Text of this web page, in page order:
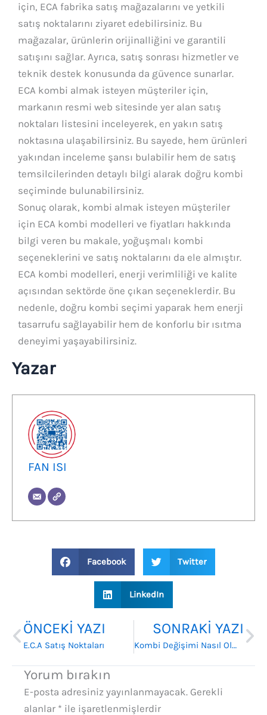
için, ECA fabrika satış mağazalarını ve yetkili
satış noktalarını ziyaret edebilirsiniz. Bu
mağazalar, ürünlerin orijinalliğini ve garantili
satışını sağlar. Ayrıca, satış sonrası hizmetler ve
teknik destek konusunda da güvence sunarlar.
ECA kombi almak isteyen müşteriler için,
markanın resmi web sitesinde yer alan satış
noktaları listesini inceleyerek, en yakın satış
noktasına ulaşabilirsiniz. Bu sayede, hem ürünleri
yakından inceleme şansı bulabilir hem de satış
temsilcilerinden detaylı bilgi alarak doğru kombi
seçiminde bulunabilirsiniz.
Sonuç olarak, kombi almak isteyen müşteriler
için ECA kombi modelleri ve fiyatları hakkında
bilgi veren bu makale, yoğuşmalı kombi
seçeneklerini ve satış noktalarını da ele almıştır.
ECA kombi modelleri, enerji verimliliği ve kalite
açısından sektörde öne çıkan seçeneklerdir. Bu
nedenle, doğru kombi seçimi yaparak hem enerji
tasarrufu sağlayabilir hem de konforlu bir ısıtma
deneyimi yaşayabilirsiniz.
Yazar
FAN ISI
Facebook Twitter
LinkedIn
Prev
ÖNCEKI YAZI
E.C.A Satış Noktaları
SONRAKI YAZI
Kombi Değişimi Nasıl Olmalı?
Yorum bırakın
E-posta adresiniz yayınlanmayacak. Gerekli
alanlar * ile işaretlenmişlerdir